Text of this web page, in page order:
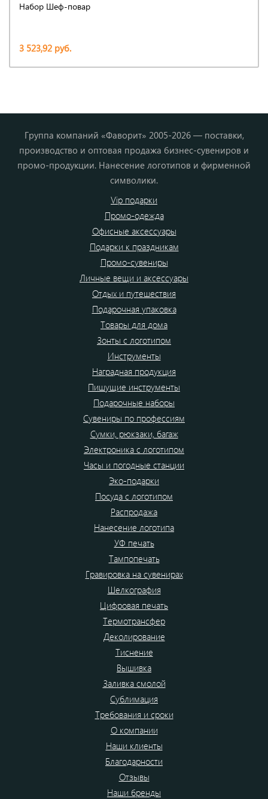
Набор Шеф-повар
3 523,92 руб.
Группа компаний «Фаворит» 2005-2026 — поставки,
производство и оптовая продажа бизнес-сувениров и
промо-продукции. Нанесение логотипов и фирменной
символики.
Vip подарки
Промо-одежда
Офисные аксессуары
Подарки к праздникам
Промо-сувениры
Личные вещи и аксессуары
Отдых и путешествия
Подарочная упаковка
Товары для дома
Зонты с логотипом
Инструменты
Наградная продукция
Пишущие инструменты
Подарочные наборы
Сувениры по профессиям
Сумки, рюкзаки, багаж
Электроника с логотипом
Часы и погодные станции
Эко-подарки
Посуда с логотипом
Распродажа
Нанесение логотипа
УФ печать
Тампопечать
Гравировка на сувенирах
Шелкография
Цифровая печать
Термотрансфер
Деколирование
Тиснение
Вышивка
Заливка смолой
Сублимация
Требования и сроки
О компании
Наши клиенты
Благодарности
Отзывы
Наши бренды